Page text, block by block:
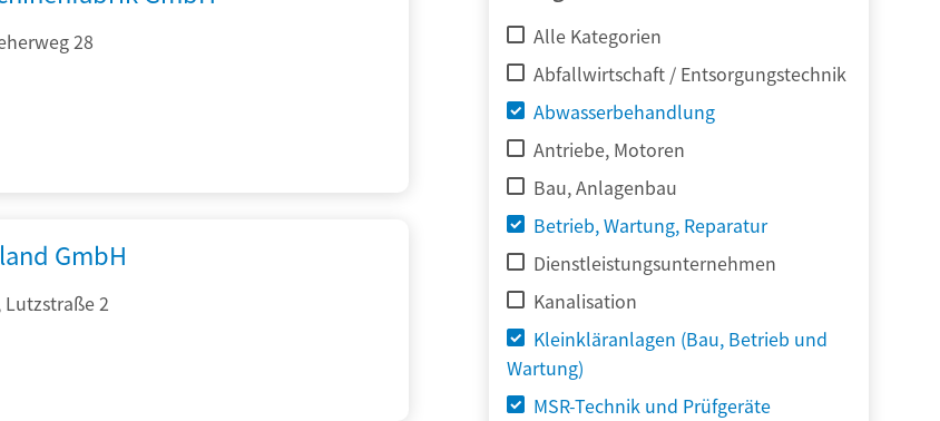
Alle Kategorien
Abfallwirtschaft / Entsorgungstechnik
Abwasserbehandlung
Antriebe, Motoren
Bau, Anlagenbau
Betrieb, Wartung, Reparatur
Dienstleistungsunternehmen
Kanalisation
Kleinkläranlagen (Bau, Betrieb und
Wartung)
MSR-Technik und Prüfgeräte
28
GmbH
Lutzstraße 2